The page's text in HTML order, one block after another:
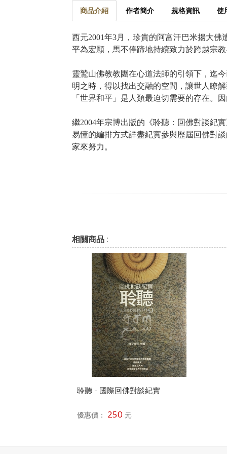
商品介紹 作者簡介 規格資訊 使
西元2001年3月，珍貴的阿富汗巴米揚大
平為宏願，馬不停蹄地持續致力於跨越宗
靈鷲山佛教教團在心道法師的引領下，迄
明之時，得以找出交融的空間，讓世人瞭
「世界和平」是人類最迫切需要的存在。
繼2004年宗博出版的《聆聽：回佛對談紀
易懂的編排方式詳盡紀實參與歷屆回佛對
家來努力。
相關商品 :
聆聽 - 國際回佛對談紀實
優惠價： 250 元